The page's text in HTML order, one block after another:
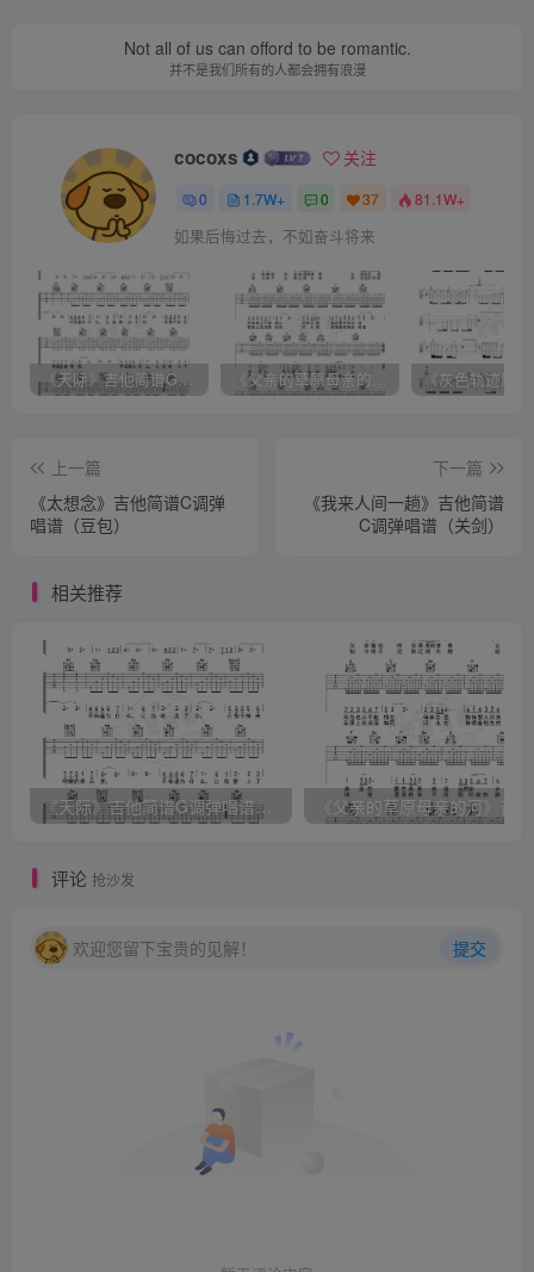
Not all of us can offord to be romantic.
并不是我们所有的人都会拥有浪漫
cocoxs 关注
0 1.7W+ 0 37 81.1W+
如果后悔过去，不如奋斗将来
《天际》吉他简谱G调弹唱谱（姜玉阳） 《父亲的草原母亲的河》吉他简谱C调弹唱谱（腾格尔）
上一篇
《太想念》吉他简谱C调弹
唱谱（豆包）
下一篇
《我来人间一趟》吉他简谱
C调弹唱谱（关剑）
相关推荐
《天际》吉他简谱G调弹唱谱（姜玉阳）
评论 抢沙发
欢迎您留下宝贵的见解！ 提交